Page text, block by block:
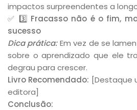
impactos surpreendentes a
✅ 3️⃣ Fracasso não é o fim,
sucesso
Dica prática:Em vez de se
sobre o aprendizado que ele
degrau para crescer.
Livro Recomendado: [Destaque
editora]
Conclusão: